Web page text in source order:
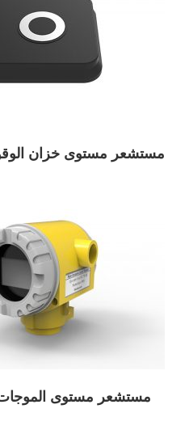
مستشعر مستوى خزان الوقود
الصوتية
مستشعر مستوى خزان
مستشعر مستوى الموجات فوق
الغازية
مستشعر مستوى الموجات